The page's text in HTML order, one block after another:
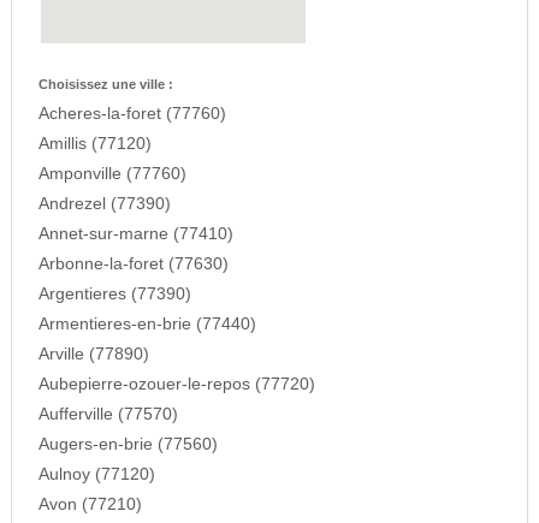
Choisissez une ville :
Acheres-la-foret (77760)
Amillis (77120)
Amponville (77760)
Andrezel (77390)
Annet-sur-marne (77410)
Arbonne-la-foret (77630)
Argentieres (77390)
Armentieres-en-brie (77440)
Arville (77890)
Aubepierre-ozouer-le-repos (77720)
Aufferville (77570)
Augers-en-brie (77560)
Aulnoy (77120)
Avon (77210)